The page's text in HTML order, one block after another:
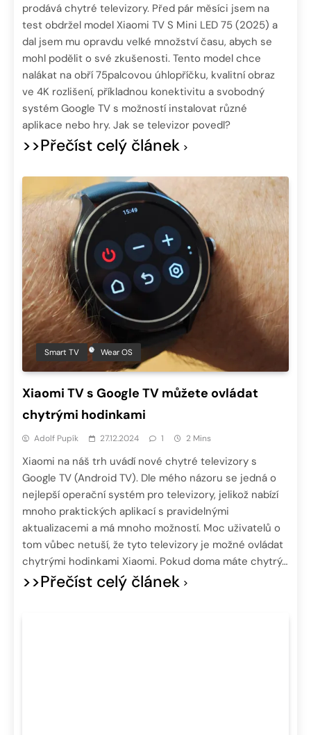
prodává chytré televizory. Před pár měsíci jsem na
test obdržel model Xiaomi TV S Mini LED 75 (2025) a
dal jsem mu opravdu velké množství času, abych se
mohl podělit o své zkušenosti. Tento model chce
nalákat na obří 75palcovou úhlopříčku, kvalitní obraz
ve 4K rozlišení, příkladnou konektivitu a svobodný
systém Google TV s možností instalovat různé
aplikace nebo hry. Jak se televizor povedl?
>>Přečíst celý článek
Smart TV Wear OS
Xiaomi TV s Google TV můžete ovládat
chytrými hodinkami
Adolf Pupík 27.12.2024 1 2 Mins
Xiaomi na náš trh uvádí nové chytré televizory s
Google TV (Android TV). Dle mého názoru se jedná o
nejlepší operační systém pro televizory, jelikož nabízí
mnoho praktických aplikací s pravidelnými
aktualizacemi a má mnoho možností. Moc uživatelů o
tom vůbec netuší, že tyto televizory je možné ovládat
chytrými hodinkami Xiaomi. Pokud doma máte chytrý…
>>Přečíst celý článek